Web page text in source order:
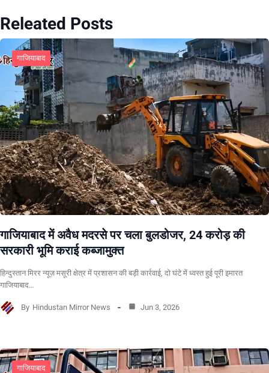
Releated Posts
गाजियाबाद
गाजियाबाद में अवैध मदरसे पर चला बुलडोजर, 24 करोड़ की
सरकारी भूमि कराई कब्जामुक्त
हिन्दुस्तान मिरर न्यूज़ मसूरी क्षेत्र में प्रशासन की बड़ी कार्रवाई, दो घंटे में ध्वस्त हुई पूरी इमारत
गाजियाबाद…
By Hindustan Mirror News Jun 3, 2026
गाजियाबाद